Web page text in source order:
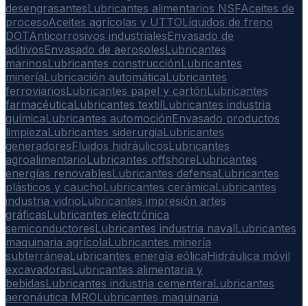
desengrasantesLubricantes alimentarios NSFAceites de
procesoAceites agrícolas y UTTOLíquidos de freno
DOTAnticorrosivos industrialesEnvasado de
aditivosEnvasado de aerosolesLubricantes
marinosLubricantes construcciónLubricantes
mineríaLubricación automáticaLubricantes
ferroviariosLubricantes papel y cartónLubricantes
farmacéuticaLubricantes textilLubricantes industria
químicaLubricantes automociónEnvasado productos
limpiezaLubricantes siderurgiaLubricantes
generadoresFluidos hidráulicosLubricantes
agroalimentarioLubricantes offshoreLubricantes
energías renovablesLubricantes defensaLubricantes
plásticos y cauchoLubricantes cerámicaLubricantes
industria vidrioLubricantes impresión artes
gráficasLubricantes electrónica
semiconductoresLubricantes industria navalLubricantes
maquinaria agrícolaLubricantes minería
subterráneaLubricantes energía eólicaHidráulica móvil
excavadorasLubricantes alimentaria y
bebidasLubricantes industria cementeraLubricantes
aeronáutica MROLubricantes maquinaria